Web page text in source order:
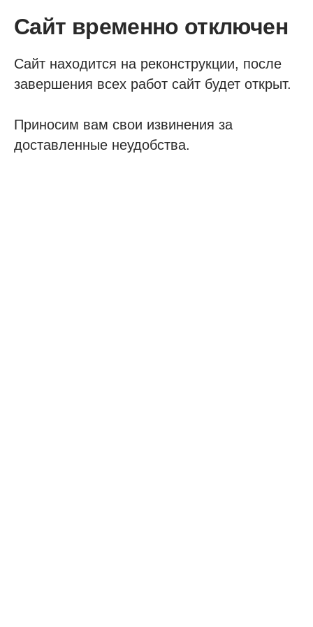
Сайт временно отключен
Сайт находится на реконструкции, после
завершения всех работ сайт будет открыт.
Приносим вам свои извинения за
доставленные неудобства.